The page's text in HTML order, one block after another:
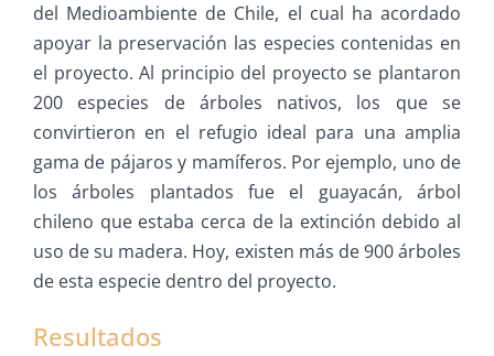
del Medioambiente de Chile, el cual ha acordado
apoyar la preservación las especies contenidas en
el proyecto. Al principio del proyecto se plantaron
200 especies de árboles nativos, los que se
convirtieron en el refugio ideal para una amplia
gama de pájaros y mamíferos. Por ejemplo, uno de
los árboles plantados fue el guayacán, árbol
chileno que estaba cerca de la extinción debido al
uso de su madera. Hoy, existen más de 900 árboles
de esta especie dentro del proyecto.
Resultados